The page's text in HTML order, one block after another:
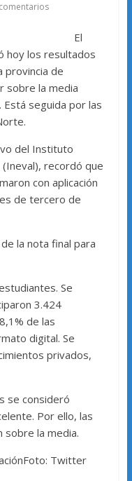
El
hoy los resultados
provincia de
sobre la media
seguida por las
del Instituto
(Ineval), recordó que
con aplicación
de tercero de
la nota final para
Se
3.424
de las
digital. Se
privados,
se consideró
Por ello, las
sobre la media.
Twitter